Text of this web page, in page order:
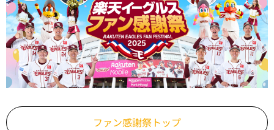
ファン感謝祭 トップ